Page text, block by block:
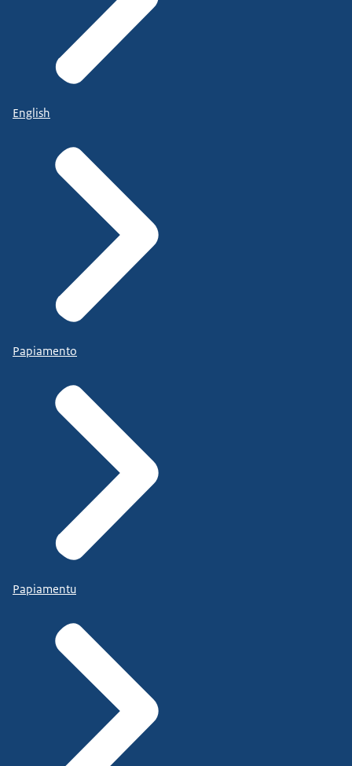
English
Papiamento
Papiamentu